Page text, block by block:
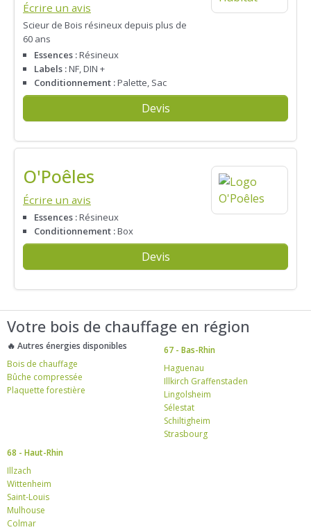
Écrire un avis
Scieur de Bois résineux depuis plus de
60 ans
Essences :Résineux
Labels :NF, DIN +
Conditionnement :Palette, Sac
Devis
O'Poêles
Écrire un avis
Essences :Résineux
Conditionnement :Box
Devis
Votre bois de chauffage en région
🔥 Autres énergies disponibles
Bois de chauffage
Bûche compressée
Plaquette forestière
67 - Bas-Rhin
Haguenau
Illkirch Graffenstaden
Lingolsheim
Sélestat
Schiltigheim
Strasbourg
68 - Haut-Rhin
Illzach
Wittenheim
Saint-Louis
Mulhouse
Colmar